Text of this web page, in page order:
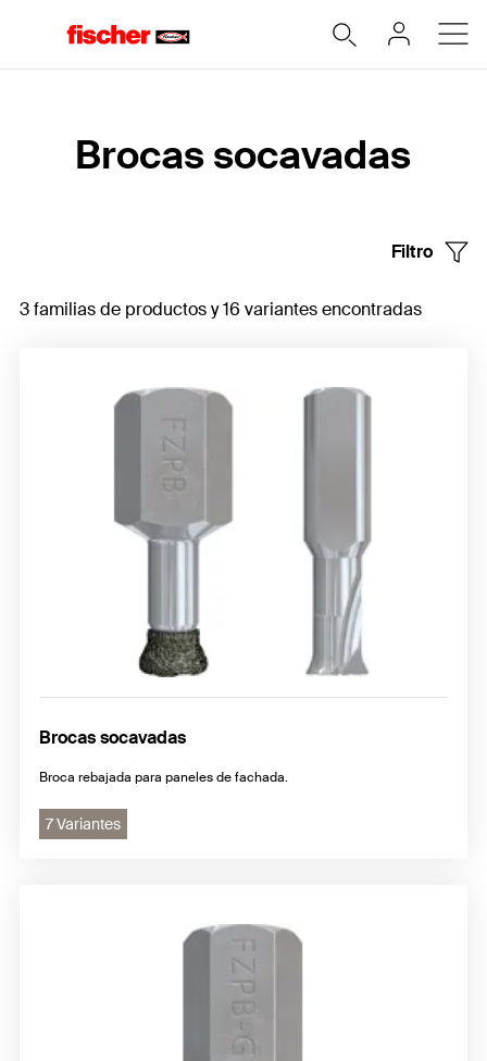
Brocas socavadas
Filtro
3 familias de productos y 16 variantes encontradas
Brocas socavadas
Broca rebajada para paneles de fachada.
7 Variantes